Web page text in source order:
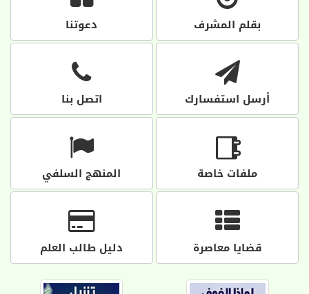
بقلم المشرف دعوتنا
أرسل استفسارك اتصل بنا
ملفات خاصة المنهج السلفي
قضايا معاصرة دليل طالب العلم